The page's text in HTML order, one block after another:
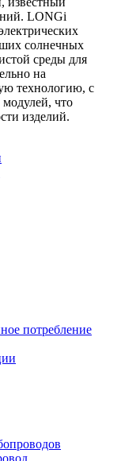
LONGi
солнечных
среды для
на
технологию, с
что
изделий.
потребление